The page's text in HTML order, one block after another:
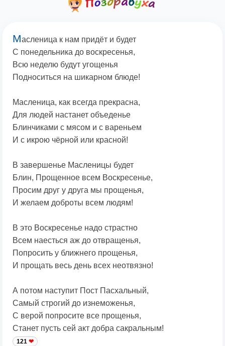
Масленица к нам придёт и будет
С понедельника до воскресенья,
Всю неделю будут угощенья
Подноситься на шикарном блюде!
Масленица, как всегда прекрасна,
Для людей настанет объеденье
Блинчиками с мясом и с вареньем
И с икрою чёрной или красной!
В завершенье Масленицы будет
Блин, Прощенное всем Воскресенье,
Просим друг у друга мы прощенья,
И желаем доброты всем людям!
В это Воскресенье надо страстно
Всем наесться аж до отвращенья,
Попросить у ближнего прощенья,
И прощать весь день всех неотвязно!
А потом наступит Пост Пасхальный,
Самый строгий до изнеможенья,
С верой попросите все прощенья,
Станет пусть сей акт добра сакральным!
121